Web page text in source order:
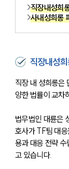
직장내성희
사내성희롱
직장내성
직장 내 성희롱은
양한 법률이 교차
법무법인 대륜은
호사가 TF팀 대응
용과 대응 전략
고 있습니다.